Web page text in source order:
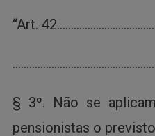
“Art.
§ 3º. Não se
pensionistas o